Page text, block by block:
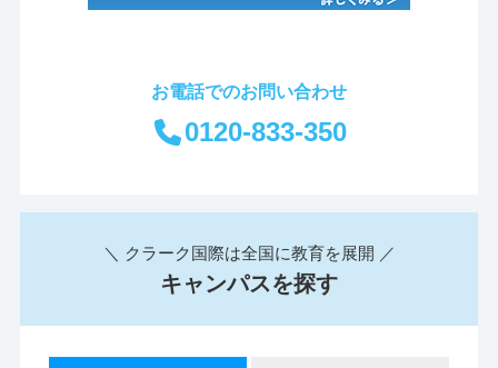
お電話でのお問い合わせ
0120-833-350
＼ クラーク国際は全国に教育を展開 ／
キャンパスを探す